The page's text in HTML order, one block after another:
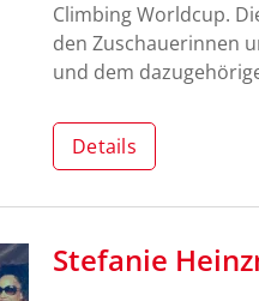
Climbing Worldcup.
den Zuschauerinnen
und dem
Details
Stefanie